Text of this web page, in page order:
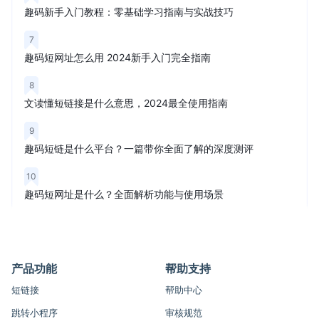
趣码新手入门教程：零基础学习指南与实战技巧
7
趣码短网址怎么用 2024新手入门完全指南
8
文读懂短链接是什么意思，2024最全使用指南
9
趣码短链是什么平台？一篇带你全面了解的深度测评
10
趣码短网址是什么？全面解析功能与使用场景
产品功能
短链接
跳转小程序
帮助支持
帮助中心
审核规范